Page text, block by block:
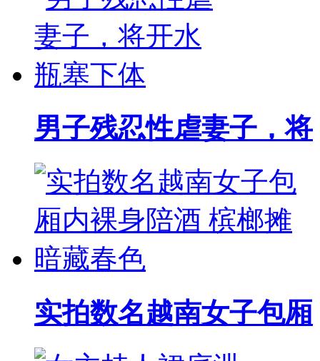
男子残忍性虐妻子，将
实拍数名越南女子包厢